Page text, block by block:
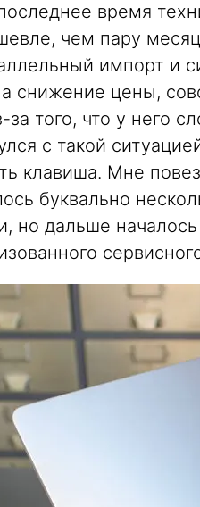
время
чем пару
импорт и
снижение цены,
за того, что у него
с такой
клавиша. Мне
буквально
но дальше